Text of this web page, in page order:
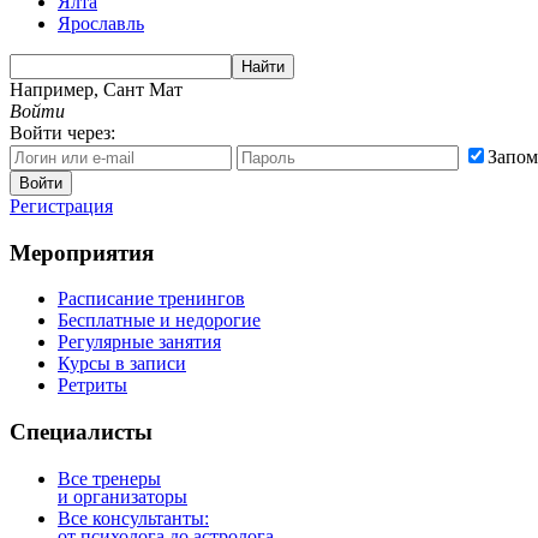
Ярославль
Найти
Например, Сант Мат
Войти
Войти через:
Войти
Регистрация
Мероприятия
Расписание тренингов
Бесплатные и недорогие
Регулярные занятия
Курсы в записи
Ретриты
Специалисты
Все тренеры
и организаторы
Все консультанты: